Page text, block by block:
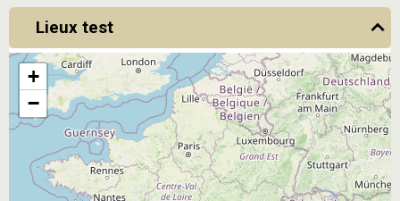
Lieux test
+
−